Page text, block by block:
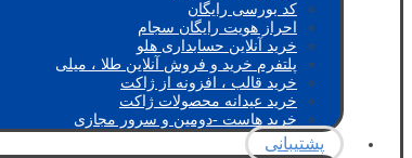
کد بورسی رایگان
احراز هویت رایگان سجام
خرید آنلاین حسابداری هلو
پلتفرم خرید و فروش آنلاین طلا ، میلی
خرید قالب ، افزونه از ژاکت
خرید عیدانه محصولات ژاکت
خرید هاست -دومین و سرور مجازی
پشتیبانی